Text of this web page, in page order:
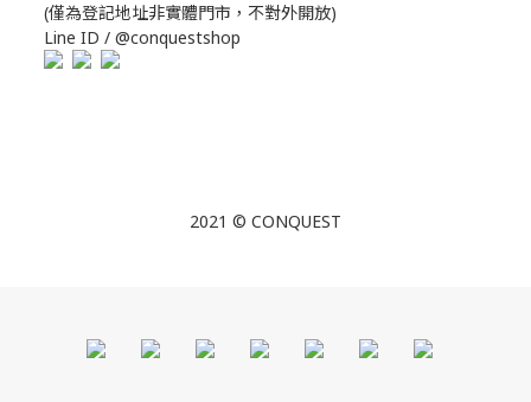
(僅為登記地址非實體門市，不對外開放)
Line ID / @conquestshop
2021 © CONQUEST